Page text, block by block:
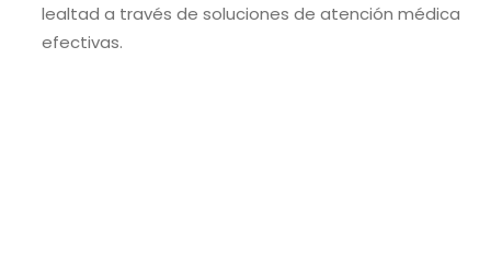
lealtad a través de soluciones de atención médica
efectivas.